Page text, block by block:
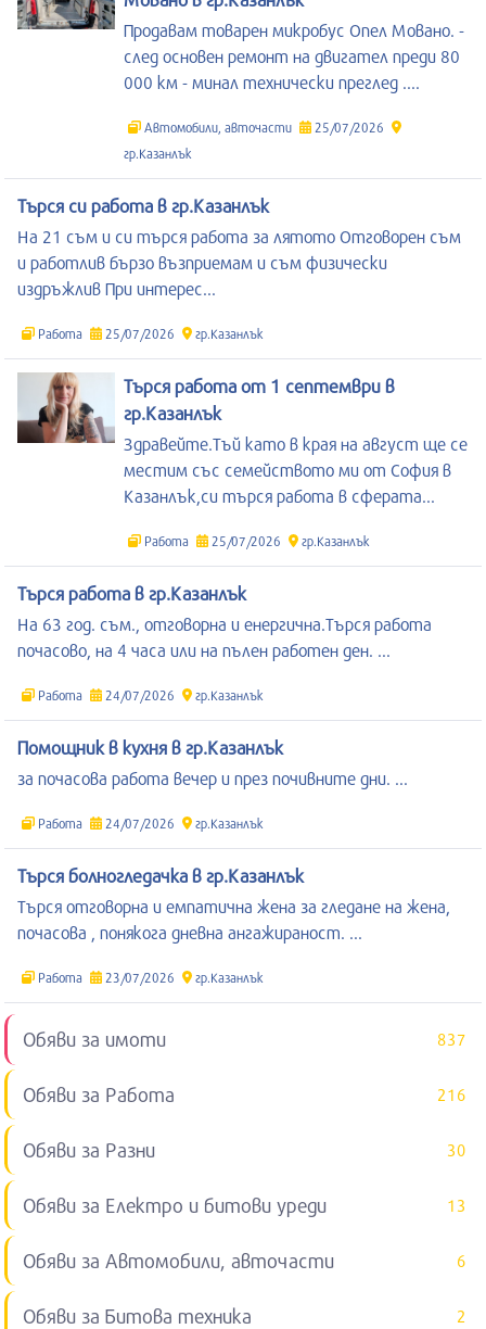
Продавам товарен микробус Опел Мовано. -
след основен ремонт на двигател преди 80
000 км - минал технически преглед ....
Автомобили, авточасти
25/07/2026
гр.Казанлък
Търся си работа в гр.Казанлък
На 21 съм и си търся работа за лятото Отговорен съм
и работлив бързо възприемам и съм физически
издръжлив При интерес...
Работа 25/07/2026 гр.Казанлък
Търся работа от 1 септември в
гр.Казанлък
Здравейте.Тъй като в края на август ще се
местим със семейството ми от София в
Казанлък,си търся работа в сферата...
Работа 25/07/2026 гр.Казанлък
Търся работа в гр.Казанлък
На 63 год. съм., отговорна и енергична.Търся работа
почасово, на 4 часа или на пълен работен ден. ...
Работа 24/07/2026 гр.Казанлък
Помощник в кухня в гр.Казанлък
за почасова работа вечер и през почивните дни. ...
Работа 24/07/2026 гр.Казанлък
Търся болногледачка в гр.Казанлък
Търся отговорна и емпатична жена за гледане на жена,
почасова , понякога дневна ангажираност. ...
Работа 23/07/2026 гр.Казанлък
Обяви за имоти 837
Обяви за Работа 216
Обяви за Разни 30
Обяви за Електро и битови уреди 13
Обяви за Автомобили, авточасти 6
Обяви за Битова техника 2